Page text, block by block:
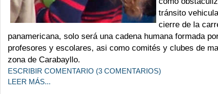
tránsito
cierre de la
panamericana, solo será una cadena humana formada
profesores y escolares, asi como comités y clubes de
zona de Carabayllo.
ESCRIBIR COMENTARIO (3 COMENTARIOS)
LEER MÁS...